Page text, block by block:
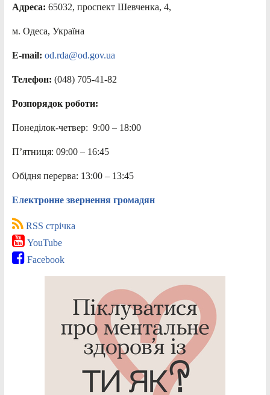
Адреса: 65032, проспект Шевченка, 4,
м. Одеса, Україна
E-mail: od.rda@od.gov.ua
Телефон: (048) 705-41-82
Розпорядок роботи:
Понеділок-четвер: 9:00 – 18:00
П’ятниця: 09:00 – 16:45
Обідня перерва: 13:00 – 13:45
Електронне звернення громадян
RSS стрічка
YouTube
Facebook